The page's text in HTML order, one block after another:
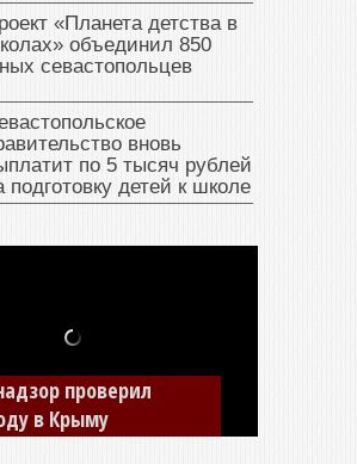
«Планета детства в
объединил 850
севастопольцев
вновь
по 5 тысяч рублей
подготовку детей к школе
проверил
в Крыму